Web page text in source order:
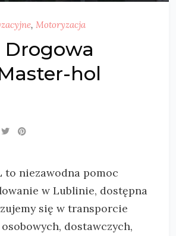
, Motoryzacja
Drogowa
hol
to niezawodna pomoc
w Lublinie, dostępna
się w transporcie
dostawczych,